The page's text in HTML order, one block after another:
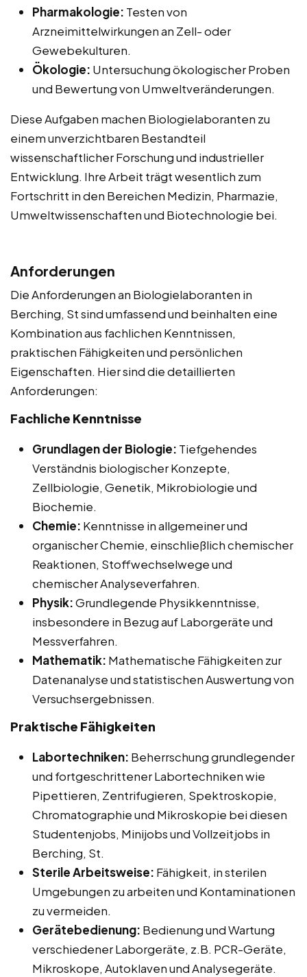
Pharmakologie: Testen von
Arzneimittelwirkungen an Zell- oder
Gewebekulturen.
Ökologie: Untersuchung ökologischer Proben
und Bewertung von Umweltveränderungen.
Diese Aufgaben machen Biologielaboranten zu
einem unverzichtbaren Bestandteil
wissenschaftlicher Forschung und industrieller
Entwicklung. Ihre Arbeit trägt wesentlich zum
Fortschritt in den Bereichen Medizin, Pharmazie,
Umweltwissenschaften und Biotechnologie bei.
Anforderungen
Die Anforderungen an Biologielaboranten in
Berching, St sind umfassend und beinhalten eine
Kombination aus fachlichen Kenntnissen,
praktischen Fähigkeiten und persönlichen
Eigenschaften. Hier sind die detaillierten
Anforderungen:
Fachliche Kenntnisse
Grundlagen der Biologie: Tiefgehendes
Verständnis biologischer Konzepte,
Zellbiologie, Genetik, Mikrobiologie und
Biochemie.
Chemie: Kenntnisse in allgemeiner und
organischer Chemie, einschließlich chemischer
Reaktionen, Stoffwechselwege und
chemischer Analyseverfahren.
Physik:Grundlegende Physikkenntnisse,
insbesondere in Bezug auf Laborgeräte und
Messverfahren.
Mathematik: Mathematische Fähigkeiten zur
Datenanalyse und statistischen Auswertung von
Versuchsergebnissen.
Praktische Fähigkeiten
Labortechniken: Beherrschung grundlegender
und fortgeschrittener Labortechniken wie
Pipettieren, Zentrifugieren, Spektroskopie,
Chromatographie und Mikroskopie bei diesen
Studentenjobs, Minijobs und Vollzeitjobs in
Berching, St.
Sterile Arbeitsweise: Fähigkeit, in sterilen
Umgebungen zu arbeiten und Kontaminationen
zu vermeiden.
Gerätebedienung: Bedienung und Wartung
verschiedener Laborgeräte, z.B. PCR-Geräte,
Mikroskope, Autoklaven und Analysegeräte.